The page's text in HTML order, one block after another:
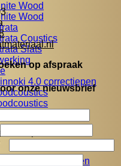
Wood
Wood
Coustics
Slats
4.0 correctiepen
panelen
houten panelen
op afspraak
onze nieuwsbrief